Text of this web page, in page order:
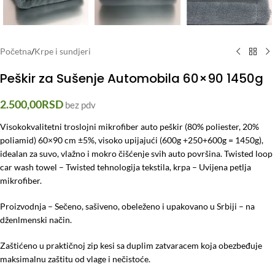
Početna/Krpe i sundjeri
Peškir za Sušenje Automobila 60×90 1450g
2.500,00RSD bez pdv
Visokokvalitetni troslojni mikrofiber auto peškir (80% poliester, 20%
poliamid) 60×90 cm ±5%, visoko upijajući (600g +250+600g = 1450g),
idealan za suvo, vlažno i mokro čišćenje svih auto površina. Twisted loop
car wash towel – Twisted tehnologija tekstila, krpa – Uvijena petlja
mikrofiber.
Proizvodnja – Sečeno, sašiveno, obeleženo i upakovano u Srbiji – na
dženlmenski način.
Zaštićeno u praktičnoj zip kesi sa duplim zatvaracem koja obezbeđuje
maksimalnu zaštitu od vlage i nečistoće.